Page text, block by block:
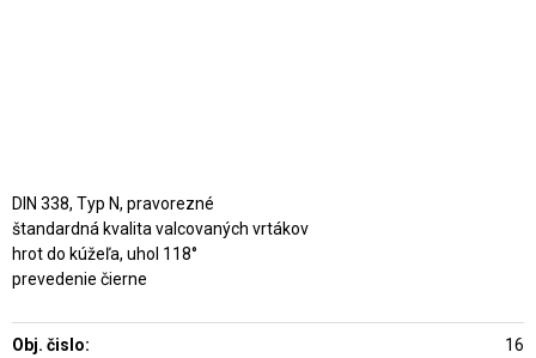
DIN 338, Typ N, pravorezné
štandardná kvalita valcovaných vrtákov
hrot do kúžeľa, uhol 118°
prevedenie čierne
Obj. čislo: 16